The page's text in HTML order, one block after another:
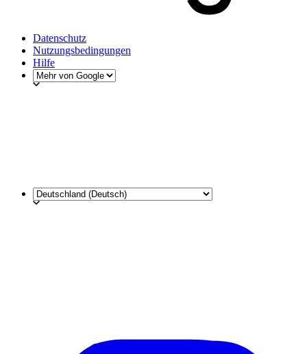
Datenschutz
Nutzungsbedingungen
Hilfe